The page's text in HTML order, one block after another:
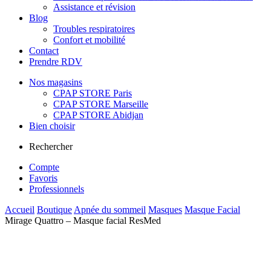
Assistance et révision
Blog
Troubles respiratoires
Confort et mobilité
Contact
Prendre RDV
Nos magasins
CPAP STORE Paris
CPAP STORE Marseille
CPAP STORE Abidjan
Bien choisir
Rechercher
Compte
Favoris
Professionnels
Accueil BoutiqueApnée du sommeil Masques Masque Facial
Mirage Quattro – Masque facial ResMed